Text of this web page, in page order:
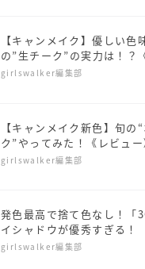
【キャンメイク】優しい色
の”生チーク”の実力は！？
girlswalker編集部
【キャンメイク新色】旬の
ク”やってみた！《レビュー
girlswalker編集部
発色最高で捨て色なし！「
イシャドウが優秀すぎる！
girlswalker編集部